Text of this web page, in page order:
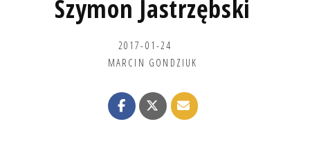
Szymon Jastrzębski
2017-01-24
MARCIN GONDZIUK